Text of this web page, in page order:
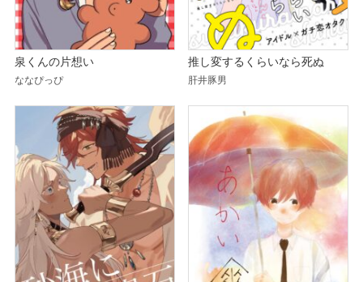
泉くんの片想い
ななぴっぴ
推し変するくらいなら死ぬ
肝井豚男